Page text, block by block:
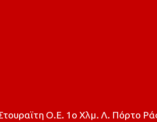
Ο.Ε. 1ο Χλμ. Λ. Πόρτο